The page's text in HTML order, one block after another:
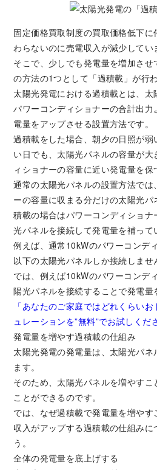
固定価格買取制度の買取価格低下
わらないのに売電収入が減少してい
そこで、少しでも発電量を増加さ
の方法の1つとして「過積載」が行
太陽光発電における過積載とは、
パワーコンディショナーの合計出
電量をアップさせる設置方法です。
過積載をした場合、朝夕の日照が
い日でも、太陽光パネルの容量が
ィショナーの容量に近い発電量を保
通常の太陽光パネルの設置方法で
ーの容量に収まる分だけの太陽光
積載の場合はパワーコンディショ
光パネルを接続して発電量を補って
例えば、通常10kWのパワーコンデ
以下の太陽光パネルしか接続しま
では、例えば10kWのパワーコンデ
陽光パネルを接続することで発電量
「あなたのご家庭ではどれくらい
ュレーションを”無料”でお試しく
発電量を増やす過積載の仕組み
太陽光発電の発電量は、太陽光パネ
ます。
そのため、太陽光パネルを増やすこ
ことができるのです。
では、なぜ過積載で発電量を増や
収入がアップする過積載の仕組みに
う。
全体の発電量を底上げする